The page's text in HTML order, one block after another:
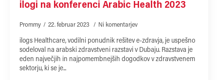
ilogi na konferenci Arabic Health 2023
Prommy 22. februar 2023 Ni komentarjev
ilogs Healthcare, vodilni ponudnik rešitev e-zdravja, je uspešno
sodeloval na arabski zdravstveni razstavi v Dubaju. Razstava je
eden največjih in najpomembnejših dogodkov v zdravstvenem
sektorju, ki se je...